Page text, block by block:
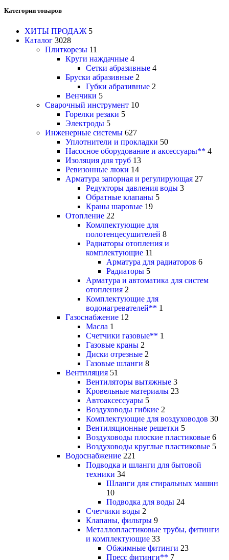
Категории товаров
ХИТЫ ПРОДАЖ 5
Каталог 3028
Плиткорезы 11
Круги наждачные 4
Сетки абразивные 4
Бруски абразивные 2
Губки абразивные 2
Венчики 5
Сварочный инструмент 10
Горелки резаки 5
Электроды 5
Инженерные системы 627
Уплотнители и прокладки 50
Насосное оборудование и аксессуары** 4
Изоляция для труб 13
Ревизонные люки 14
Арматура запорная и регулирующая 27
Редукторы давления воды 3
Обратные клапаны 5
Краны шаровые 19
Отопление 22
Комлпектующие для
полотенцесушителей 8
Радиаторы отопления и
комплектующие 11
Арматура для радиаторов 6
Радиаторы 5
Арматура и автоматика для систем
отопления 2
Комплектующие для
водонагревателей** 1
Газоснабжение 12
Масла 1
Счетчики газовые** 1
Газовые краны 2
Диски отрезные 2
Газовые шланги 8
Вентиляция 51
Вентиляторы вытяжные 3
Кровельные материалы 23
Автоаксессуары 5
Воздуховоды гибкие 2
Комплектующие для воздуховодов 30
Вентиляционные решетки 5
Воздуховоды плоские пластиковые 6
Воздуховоды круглые пластиковые 5
Водоснабжение 221
Подводка и шланги для бытовой
техники 34
Шланги для стиральных машин
10
Подводка для воды 24
Счетчики воды 2
Клапаны, фильтры 9
Металлопластиковые трубы, фитинги
и комплектующие 33
Обжимные фитинги 23
Пресс фитинги** 7